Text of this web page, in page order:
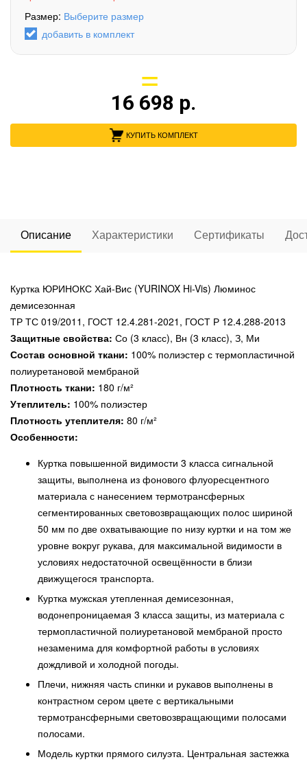
Размер: Выберите размер
добавить в комплект
16 698 р.
КУПИТЬ КОМПЛЕКТ
Описание Характеристики Сертификаты
Куртка ЮРИНОКС Хай-Вис (YURINOX Hi-Vis) Люминос
демисезонная
ТР ТС 019/2011, ГОСТ 12.4.281-2021, ГОСТ Р 12.4.288-2013
Защитные свойства: Со (3 класс), Вн (3 класс), З, Ми
Состав основной ткани: 100% полиэстер с термопластичной
полиуретановой мембраной
Плотность ткани: 180 г/м²
Утеплитель: 100% полиэстер
Плотность утеплителя: 80 г/м²
Особенности:
Куртка повышенной видимости 3 класса сигнальной
защиты, выполнена из фонового флуоресцентного
материала с нанесением термотрансферных
сегментированных световозвращающих полос шириной
50 мм по две охватывающие по низу куртки и на том же
уровне вокруг рукава, для максимальной видимости в
условиях недостаточной освещённости в близи
движущегося транспорта.
Куртка мужская утепленная демисезонная,
водонепроницаемая 3 класса защиты, из материала с
термопластичной полиуретановой мембраной просто
незаменима для комфортной работы в условиях
дождливой и холодной погоды.
Плечи, нижняя часть спинки и рукавов выполнены в
контрастном сером цвете с вертикальными
термотрансферными световозвращающими полосами
полосами.
Модель куртки прямого силуэта. Центральная застежка